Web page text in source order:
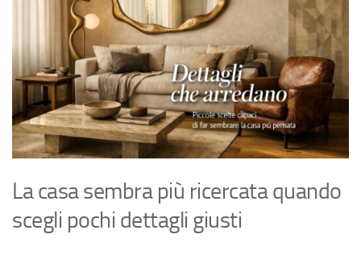
La casa sembra più ricercata quando
scegli pochi dettagli giusti